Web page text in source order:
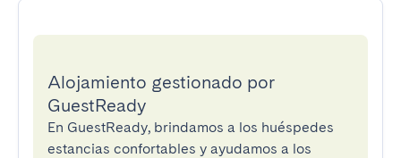
Alojamiento gestionado por
GuestReady
En GuestReady, brindamos a los huéspedes
estancias confortables y ayudamos a los